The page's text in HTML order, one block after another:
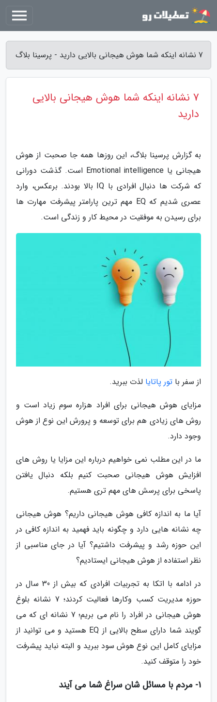
7 نشانه اینکه شما هوش هیجانی بالایی دارید - پرسینا بلاگ
7 نشانه اینکه شما هوش هیجانی بالایی
دارید
به گزارش پرسینا بلاگ، این روزها همه جا صحبت از هوش
هیجانی یا Emotional intelligence است. گذشت دورانی
که شرکت ها دنبال افرادی با IQ بالا بودند. برعکس، وارد
عصری شدیم که EQ مهم ترین پارامتر پیشرفت مهارت ها
برای رسیدن به موفقیت در محیط کار و زندگی است.
از سفر با تور پاتایا لذت ببرید.
مزایای هوش هیجانی برای افراد هزاره سوم زیاد است و
روش های زیادی هم برای توسعه و پرورش این نوع از هوش
وجود دارد.
ما در این مطلب نمی خواهیم درباره این مزایا یا روش های
افزایش هوش هیجانی صحبت کنیم بلکه دنبال یافتن
پاسخی برای پرسش های مهم تری هستیم.
آیا ما به اندازه کافی هوش هیجانی داریم؟ هوش هیجانی
چه نشانه هایی دارد و چگونه باید فهمید به اندازه کافی در
این حوزه رشد و پیشرفت داشتیم؟ آیا در جای مناسبی از
نظر استفاده از هوش هیجانی ایستادیم؟
در ادامه با اتکا به تجربیات افرادی که بیش از 30 سال در
حوزه مدیریت کسب وکارها فعالیت کردند؛ 7 نشانه بلوغ
هوش هیجانی در افراد را نام می بریم؛ 7 نشانه ای که می
گویند شما دارای سطح بالایی از EQ هستید و می توانید از
مزایای کامل این نوع هوش سود ببرید و البته نباید پیشرفت
خود را متوقف کنید.
1- مردم با مسائل شان سراغ شما می آیند